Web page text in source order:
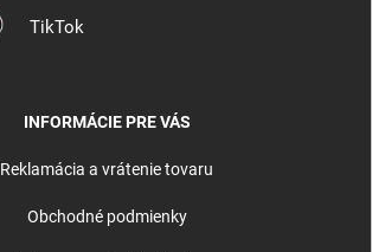
TikTok
INFORMÁCIE PRE VÁS
Reklamácia a vrátenie tovaru
Obchodné podmienky